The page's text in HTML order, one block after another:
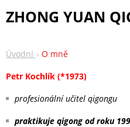
ZHONG YUAN
Úvodní
O mně
Petr Kochlík (*1973)
profesionální učitel qigongu
praktikuje qigong od roku